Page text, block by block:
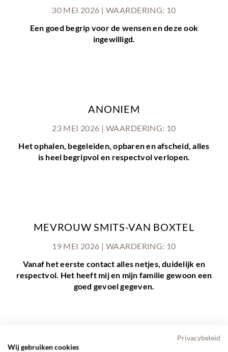
30 MEI 2026 | WAARDERING: 10
Een goed begrip voor de wensen en deze ook
ingewilligd.
ANONIEM
23 MEI 2026 | WAARDERING: 10
Het ophalen, begeleiden, opbaren en afscheid, alles
is heel begripvol en respectvol verlopen.
MEVROUW SMITS-VAN BOXTEL
19 MEI 2026 | WAARDERING: 10
Vanaf het eerste contact alles netjes, duidelijk en
respectvol. Het heeft mij en mijn familie gewoon een
goed gevoel gegeven.
Privacybeleid
Wij gebruiken cookies